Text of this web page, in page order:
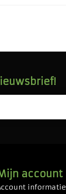
account
informatie